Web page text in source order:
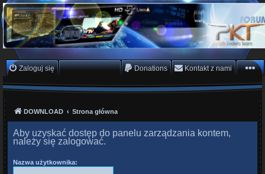
PKTeam - Polish Koders
Team
Hyperion, Enigma, E2, PKT, listy kanałów, oscam
Zaloguj się Zarejestruj się Donations Kontakt z nami
DOWNLOAD Strona główna
Aby uzyskać dostęp do panelu zarządzania kontem,
należy się zalogować.
Nazwa użytkownika: